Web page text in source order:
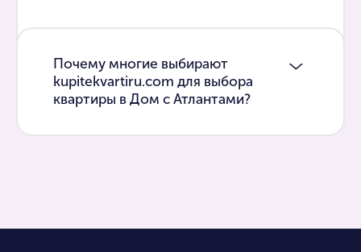
Почему многие выбирают
kupitekvartiru.com для выбора
квартиры в Дом с Атлантами?